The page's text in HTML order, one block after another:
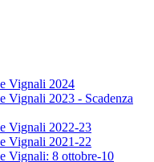
Vignali 2024
Vignali 2023 - Scadenza
Vignali 2022-23
Vignali 2021-22
Vignali: 8 ottobre-10